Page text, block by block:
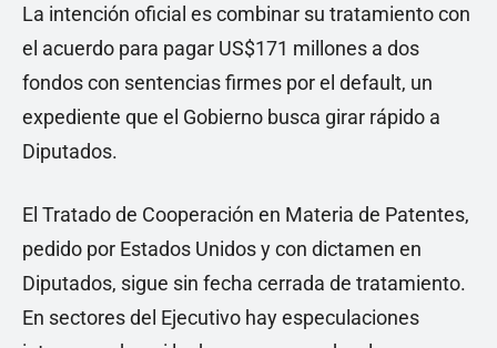
La intención oficial es combinar su tratamiento con
el acuerdo para pagar US$171 millones a dos
fondos con sentencias firmes por el default, un
expediente que el Gobierno busca girar rápido a
Diputados.
El Tratado de Cooperación en Materia de Patentes,
pedido por Estados Unidos y con dictamen en
Diputados, sigue sin fecha cerrada de tratamiento.
En sectores del Ejecutivo hay especulaciones